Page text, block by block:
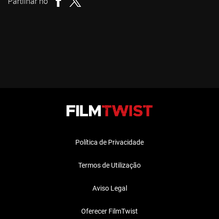
Política de Privacidade
Termos de Utilização
Aviso Legal
Oferecer FilmTwist